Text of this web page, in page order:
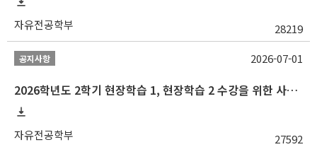
자유전공학부 28219
공지사항
2026학년도 2학기 현장학습 1, 현장학습 2 수강을 위한 사전승인 신청 안내
자유전공학부 27592
2026-07-01